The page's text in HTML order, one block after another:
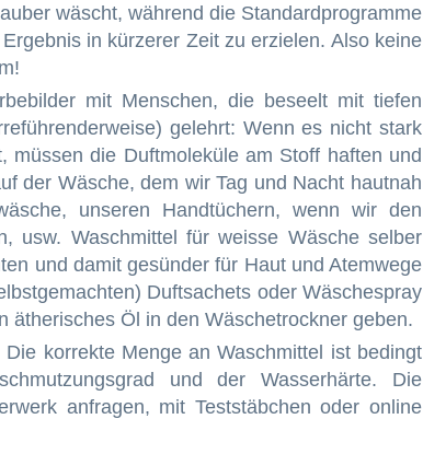
wäscht, während die Standardprogramme
in kürzerer Zeit zu erzielen. Also keine
mit Menschen, die beseelt mit tiefen
gelehrt: Wenn es nicht stark
die Duftmoleküle am Stoff haften und
der Wäsche, dem wir Tag und Nacht hautnah
unseren Handtüchern, wenn wir den
usw. Waschmittel für weisse Wäsche selber
und damit gesünder für Haut und Atemwege
Duftsachets oder Wäschespray
ätherisches Öl in den Wäschetrockner geben.
korrekte Menge an Waschmittel ist bedingt
und der Wasserhärte. Die
anfragen, mit Teststäbchen oder online